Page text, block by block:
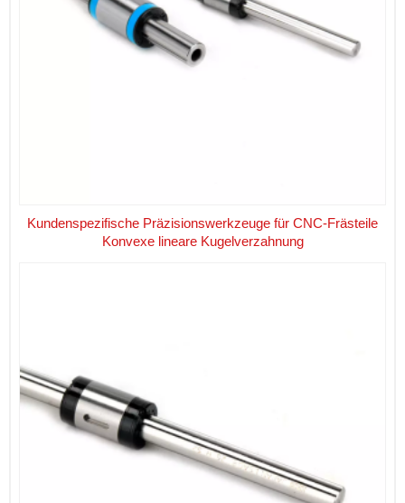
Kundenspezifische Präzisionswerkzeuge für CNC-Frästeile
Konvexe lineare Kugelverzahnung